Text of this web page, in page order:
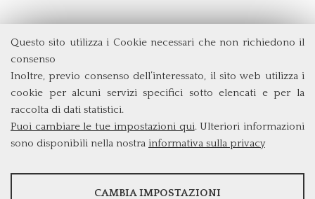
Questo sito utilizza i Cookie necessari che non richiedono il
consenso
Inoltre, previo consenso dell’interessato, il sito web utilizza i
cookie per alcuni servizi specifici sotto elencati e per la
raccolta di dati statistici.
Puoi cambiare le tue impostazioni qui. Ulteriori informazioni
sono disponibili nella nostra informativa sulla privacy
STATISTICHE
CAMBIA IMPOSTAZIONI
Università degli Studi di Roma Tor Vergata
Via Columbia, 2
00133 Roma (Italia)
Tel. +39 06 7259 5715
triennio@clef.uniroma2.it